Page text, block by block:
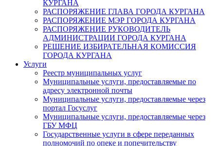
КУРГАНА
РАСПОРЯЖЕНИЕ ГЛАВА ГОРОДА КУРГАНА
РАСПОРЯЖЕНИЕ МЭР ГОРОДА КУРГАНА
РАСПОРЯЖЕНИЕ РУКОВОДИТЕЛЬ
АДМИНИСТРАЦИИ ГОРОДА КУРГАНА
РЕШЕНИЕ ИЗБИРАТЕЛЬНАЯ КОМИССИЯ
ГОРОДА КУРГАНА
Услуги
Реестр муниципальных услуг
Муниципальные услуги, предоставляемые по
адресу электронной почты
Муниципальные услуги, предоставляемые через
портал Госуслуг
Муниципальные услуги, предоставляемые через
ГБУ МФЦ
Государственные услуги в сфере переданных
полномочий по опеке и попечительству